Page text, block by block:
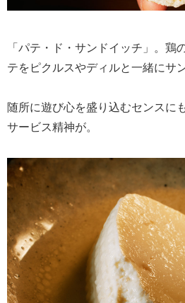
「パテ・ド・サンドイッチ」。鶏
テをピクルスやディルと一緒にサン
随所に遊び心を盛り込むセンスに
サービス精神が。